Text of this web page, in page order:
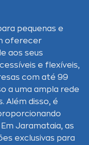
pequenas e
oferecer
aos seus
e flexíveis,
com até 99
a uma ampla rede
Além disso, é
Jaramataia, as
exclusivas para